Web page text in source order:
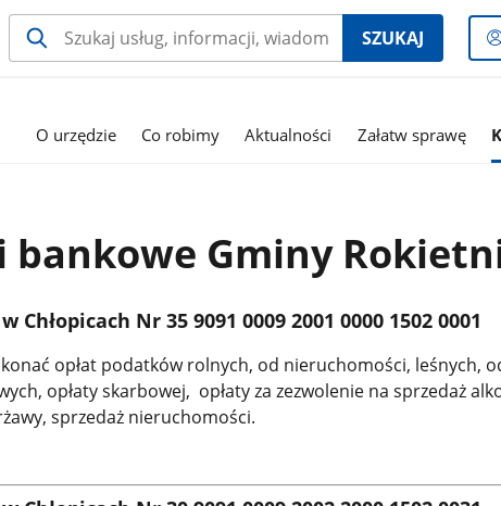
SZUKAJ
O urzędzie Co robimy Aktualności Załatw sprawę
bankowe Gminy
Chłopicach Nr 35 9091 0009 2001 0000 1502 0001
opłat podatków rolnych, od nieruchomości, leśnych,
opłaty skarbowej, opłaty za zezwolenie na sprzedaż
sprzedaż nieruchomości.